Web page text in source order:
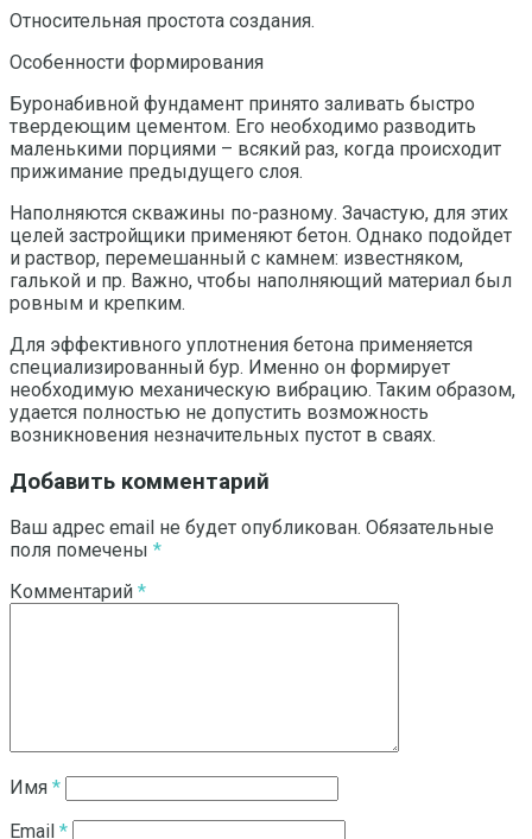
Относительная простота создания.
Особенности формирования
Буронабивной фундамент принято заливать быстро
твердеющим цементом. Его необходимо разводить
маленькими порциями – всякий раз, когда происходит
прижимание предыдущего слоя.
Наполняются скважины по-разному. Зачастую, для этих
целей застройщики применяют бетон. Однако подойдет
и раствор, перемешанный с камнем: известняком,
галькой и пр. Важно, чтобы наполняющий материал был
ровным и крепким.
Для эффективного уплотнения бетона применяется
специализированный бур. Именно он формирует
необходимую механическую вибрацию. Таким образом,
удается полностью не допустить возможность
возникновения незначительных пустот в сваях.
Добавить комментарий
Ваш адрес email не будет опубликован. Обязательные
поля помечены *
Комментарий *
Имя *
Email *